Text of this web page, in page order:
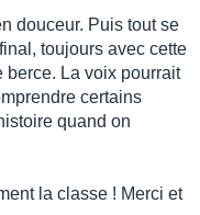
douceur. Puis tout se
toujours avec cette
berce. La voix pourrait
certains
quand on
la classe ! Merci et